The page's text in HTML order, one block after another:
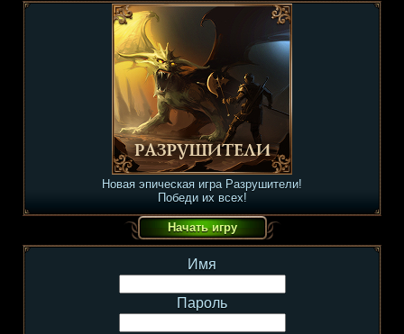
Новая эпическая игра Разрушители!
Победи их всех!
Имя
Пароль